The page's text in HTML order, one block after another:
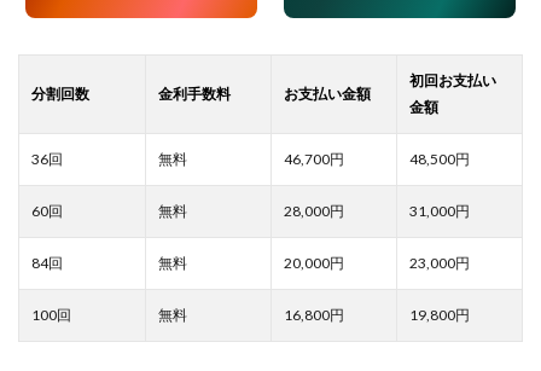
46,700 48,500
28,000 31,000
20,000 23,000
16,800 19,800